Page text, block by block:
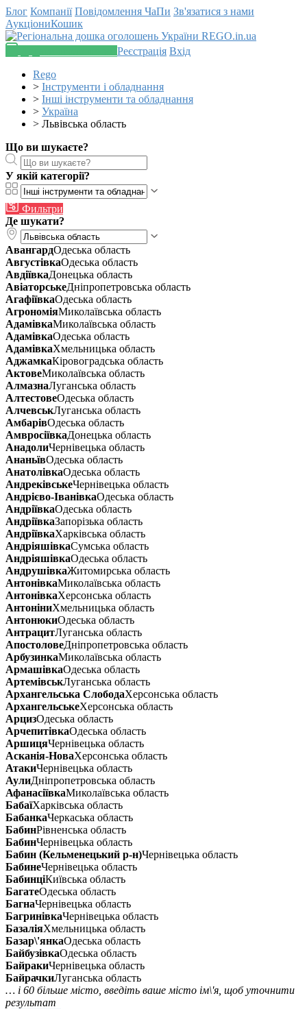
Блог Компанії Повідомлення ЧаПи Зв'язатися з нами
АукціониКошик
Реєстрація Вхід
Rego
> Інструменти і обладнання
> Інші інструменти та обладнання
> Україна
> Львівська область
Що ви шукаєте?
У якій категорії?
Фильтри
Де шукати?
АвангардОдеська область
АвгустівкаОдеська область
АвдіївкаДонецька область
АвіаторськеДніпропетровська область
АгафіївкаОдеська область
АгрономіяМиколаївська область
АдамівкаМиколаївська область
АдамівкаОдеська область
АдамівкаХмельницька область
АджамкаКіровоградська область
АктовеМиколаївська область
АлмазнаЛуганська область
АлтестовеОдеська область
АлчевськЛуганська область
АмбарівОдеська область
АмвросіївкаДонецька область
АнадолиЧернівецька область
АнаньївОдеська область
АнатолівкаОдеська область
АндреківськеЧернівецька область
Андрієво-ІванівкаОдеська область
АндріївкаОдеська область
АндріївкаЗапорізька область
АндріївкаХарківська область
АндріяшівкаСумська область
АндріяшівкаОдеська область
АндрушівкаЖитомирська область
АнтонівкаМиколаївська область
АнтонівкаХерсонська область
АнтоніниХмельницька область
АнтонюкиОдеська область
АнтрацитЛуганська область
АпостоловеДніпропетровська область
АрбузинкаМиколаївська область
АрмашівкаОдеська область
АртемівськЛуганська область
Архангельська СлободаХерсонська область
АрхангельськеХерсонська область
АрцизОдеська область
АрчепитівкаОдеська область
АршицяЧернівецька область
Асканія-НоваХерсонська область
АтакиЧернівецька область
АулиДніпропетровська область
АфанасіївкаМиколаївська область
БабаїХарківська область
БабанкаЧеркаська область
БабинРівненська область
БабинЧернівецька область
Бабин (Кельменецький р-н)Чернівецька область
БабинеЧернівецька область
БабинціКиївська область
БагатеОдеська область
БагнаЧернівецька область
БагринівкаЧернівецька область
БазаліяХмельницька область
Базар\'янкаОдеська область
БайбузівкаОдеська область
БайракиЧернівецька область
БайрачкиЛуганська область
… і 60 більше місто, введіть ваше місто ім\'я, щоб уточнити
результат